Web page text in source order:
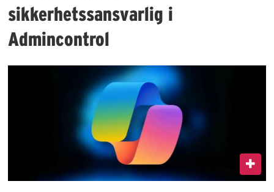
sikkerhetssansvarlig i
Admincontrol